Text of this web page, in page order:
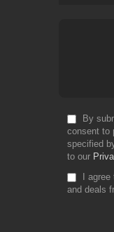
By
consent to
specified
to our
I
and deals